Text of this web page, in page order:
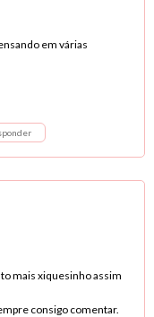
em várias
mais xiquesinho assim
consigo comentar.